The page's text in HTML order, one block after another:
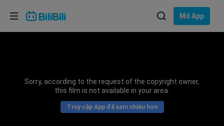
Mở App
Sorry, according to the request of the copyright owner,
this film is not available in your area.
Truy cập App để xem nhiều hơn
Lựa chọn ngôn ngữ
Bahasa Indonesia